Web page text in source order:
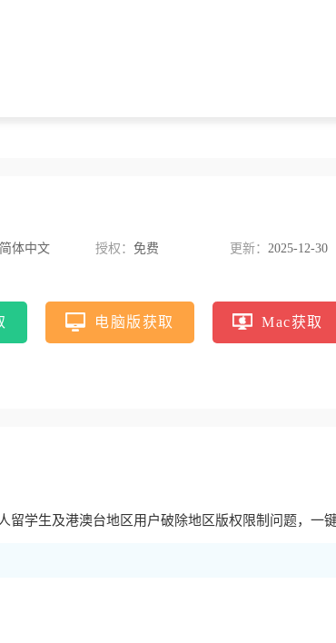
简体中文 授权： 免费 更新： 2025-12-30
电脑版获取 Mac获取
学生及港澳台地区用户破除地区版权限制问题，一